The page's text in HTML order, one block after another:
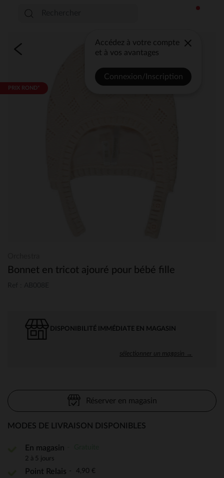
Accédez à votre compte
et à vos avantages
Connexion/Inscription
PRIX ROND*
Bonnet en tricot ajouré pour bébé fille
DISPONIBILITÉ IMMÉDIATE EN MAGASIN
sélectionner un magasin →
Réserver en magasin
MODES DE LIVRAISON DISPONIBLES
En magasin
2 à 5 jours
Point Relais 4,90 €